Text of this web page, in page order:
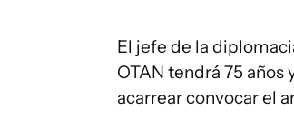
El jefe de la
OTAN tendrá 75
acarrear convocar el